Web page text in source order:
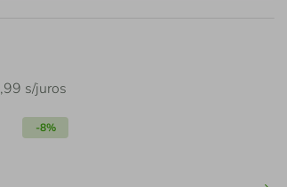
,99 s/juros
-8%